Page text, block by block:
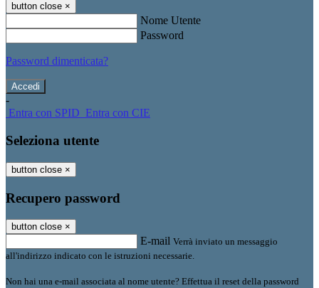
button close ×
Nome Utente
Password
Password dimenticata?
-
Entra con SPID Entra con CIE
Seleziona utente
button close ×
Recupero password
button close ×
E-mail Verrà inviato un messaggio
all'indirizzo indicato con le istruzioni necessarie.
Non hai una e-mail associata al nome utente? Effettua il reset della password